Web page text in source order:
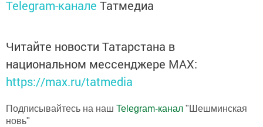
Telegram-канале Татмедиа
Читайте новости Татарстана в
национальном мессенджере MАХ:
https://max.ru/tatmedia
Подписывайтесь на наш Telegram-канал "Шешминская
новь"